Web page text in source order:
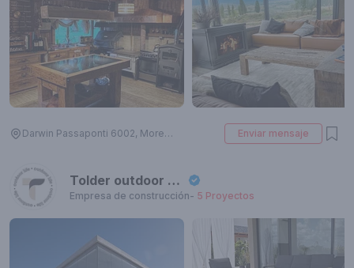
Darwin Passaponti 6002, Moreno, Provincia de Buenos Aires, Argentina Enviar mensaje
Tolder outdoor life
Empresa de construcción- 5 Proyectos